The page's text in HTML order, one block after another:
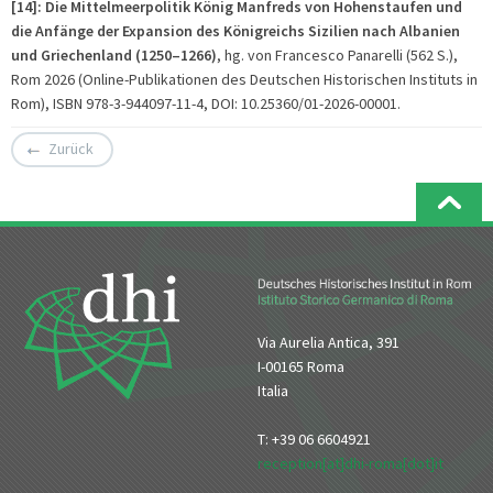
[14]: Die Mittelmeerpolitik König Manfreds von Hohenstaufen und
die Anfänge der Expansion des Königreichs Sizilien nach Albanien
und Griechenland (1250–1266), hg. von Francesco Panarelli (562 S.),
Rom 2026 (Online-Publikationen des Deutschen Historischen Instituts in
Rom), ISBN 978-3-944097-11-4, DOI: 10.25360/01-2026-00001.
Zurück
Via Aurelia Antica, 391
I-00165 Roma
Italia
T: +39 06 6604921
reception[at]dhi-roma[dot]it